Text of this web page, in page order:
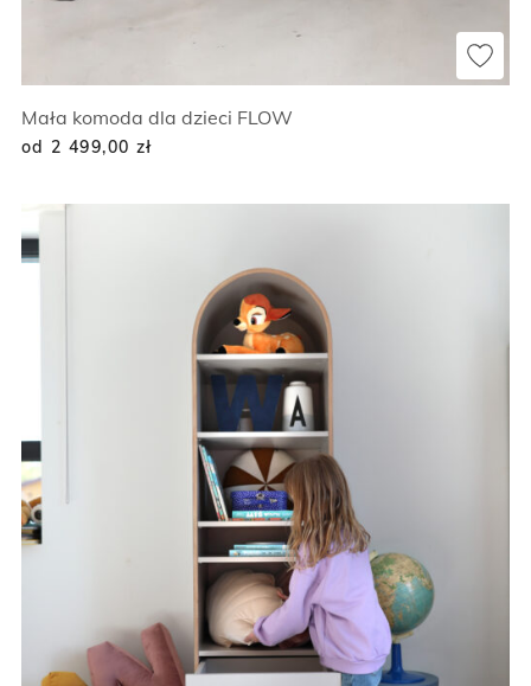
Mała komoda dla dzieci FLOW
od 2 499,00 zł